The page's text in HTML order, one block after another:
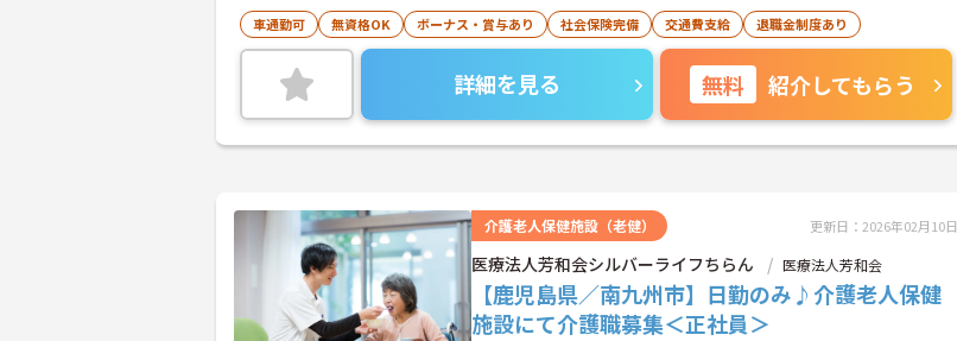
車通勤可 無資格OK ボーナス・賞与あり 社会保険完備 交通費支給 退職金制度あり
詳細を見る 無料 紹介してもらう
介護老人保健施設（老健） 更新日：2026年02月10日
医療法人芳和会シルバーライフちらん 医療法人芳和会
【鹿児島県／南九州市】日勤のみ♪介護老人保健
施設にて介護職募集＜正社員＞